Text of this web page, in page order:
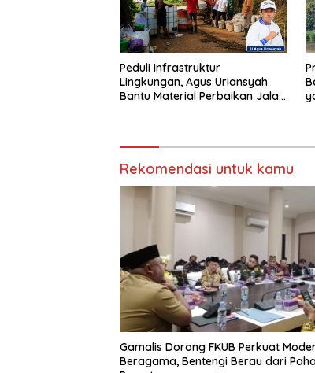
Peduli Infrastruktur
Lingkungan, Agus Uriansyah
Bantu Material Perbaikan Jalan
Rekomendasi untuk kamu
Gamalis Dorong FKUB Perkuat
Beragama, Bentengi Berau dari